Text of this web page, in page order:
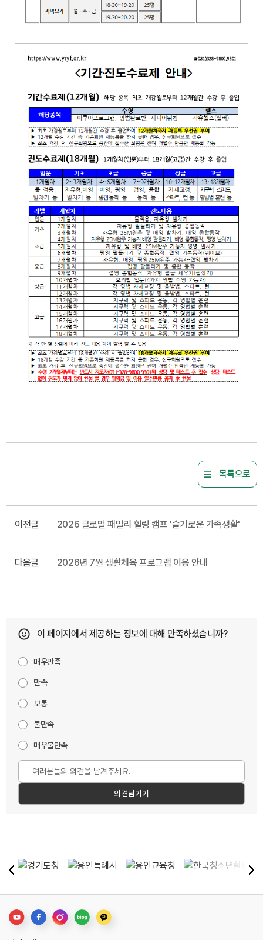
목록으로
이전글 2026 글로벌 패밀리 힐링 캠프 '슬기로운 가족생활'
다음글 2026년 7월 생활체육 프로그램 이용 안내
이 페이지에서 제공하는 정보에 대해 만족하셨습니까?
매우만족
만족
보통
불만족
매우불만족